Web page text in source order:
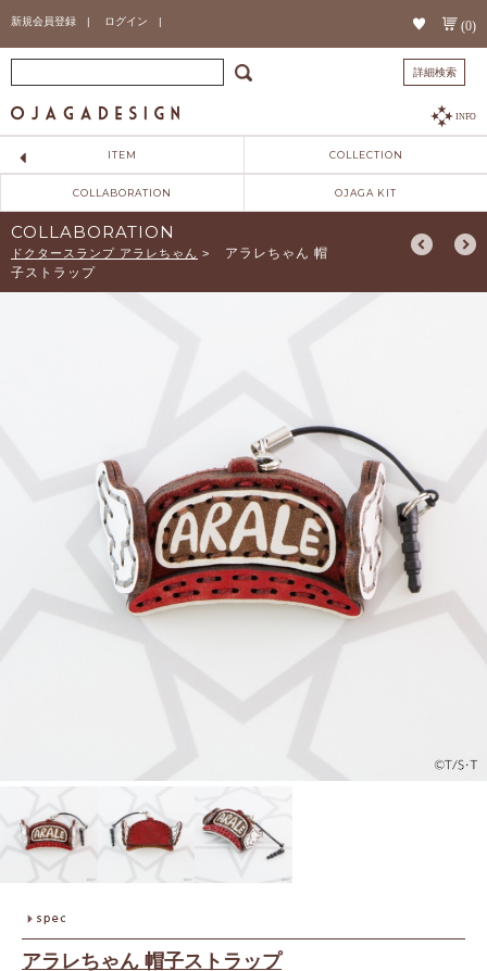
新規会員登録 | ログイン | (0)
詳細検索
INFO
ITEM COLLECTION
COLLABORATION OJAGA KIT
COLLABORATION
ドクタースランプ アラレちゃん >
アラレちゃん 帽
子ストラップ
アラレちゃん 帽子ストラップ